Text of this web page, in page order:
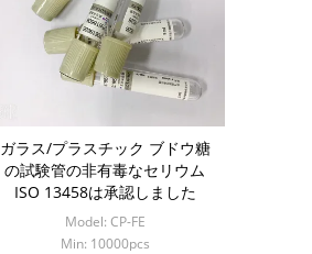
ガラス/プラスチック ブドウ糖
の試験管の非有毒なセリウム
ISO 13458は承認しました
Model: CP-FE
Min: 10000pcs